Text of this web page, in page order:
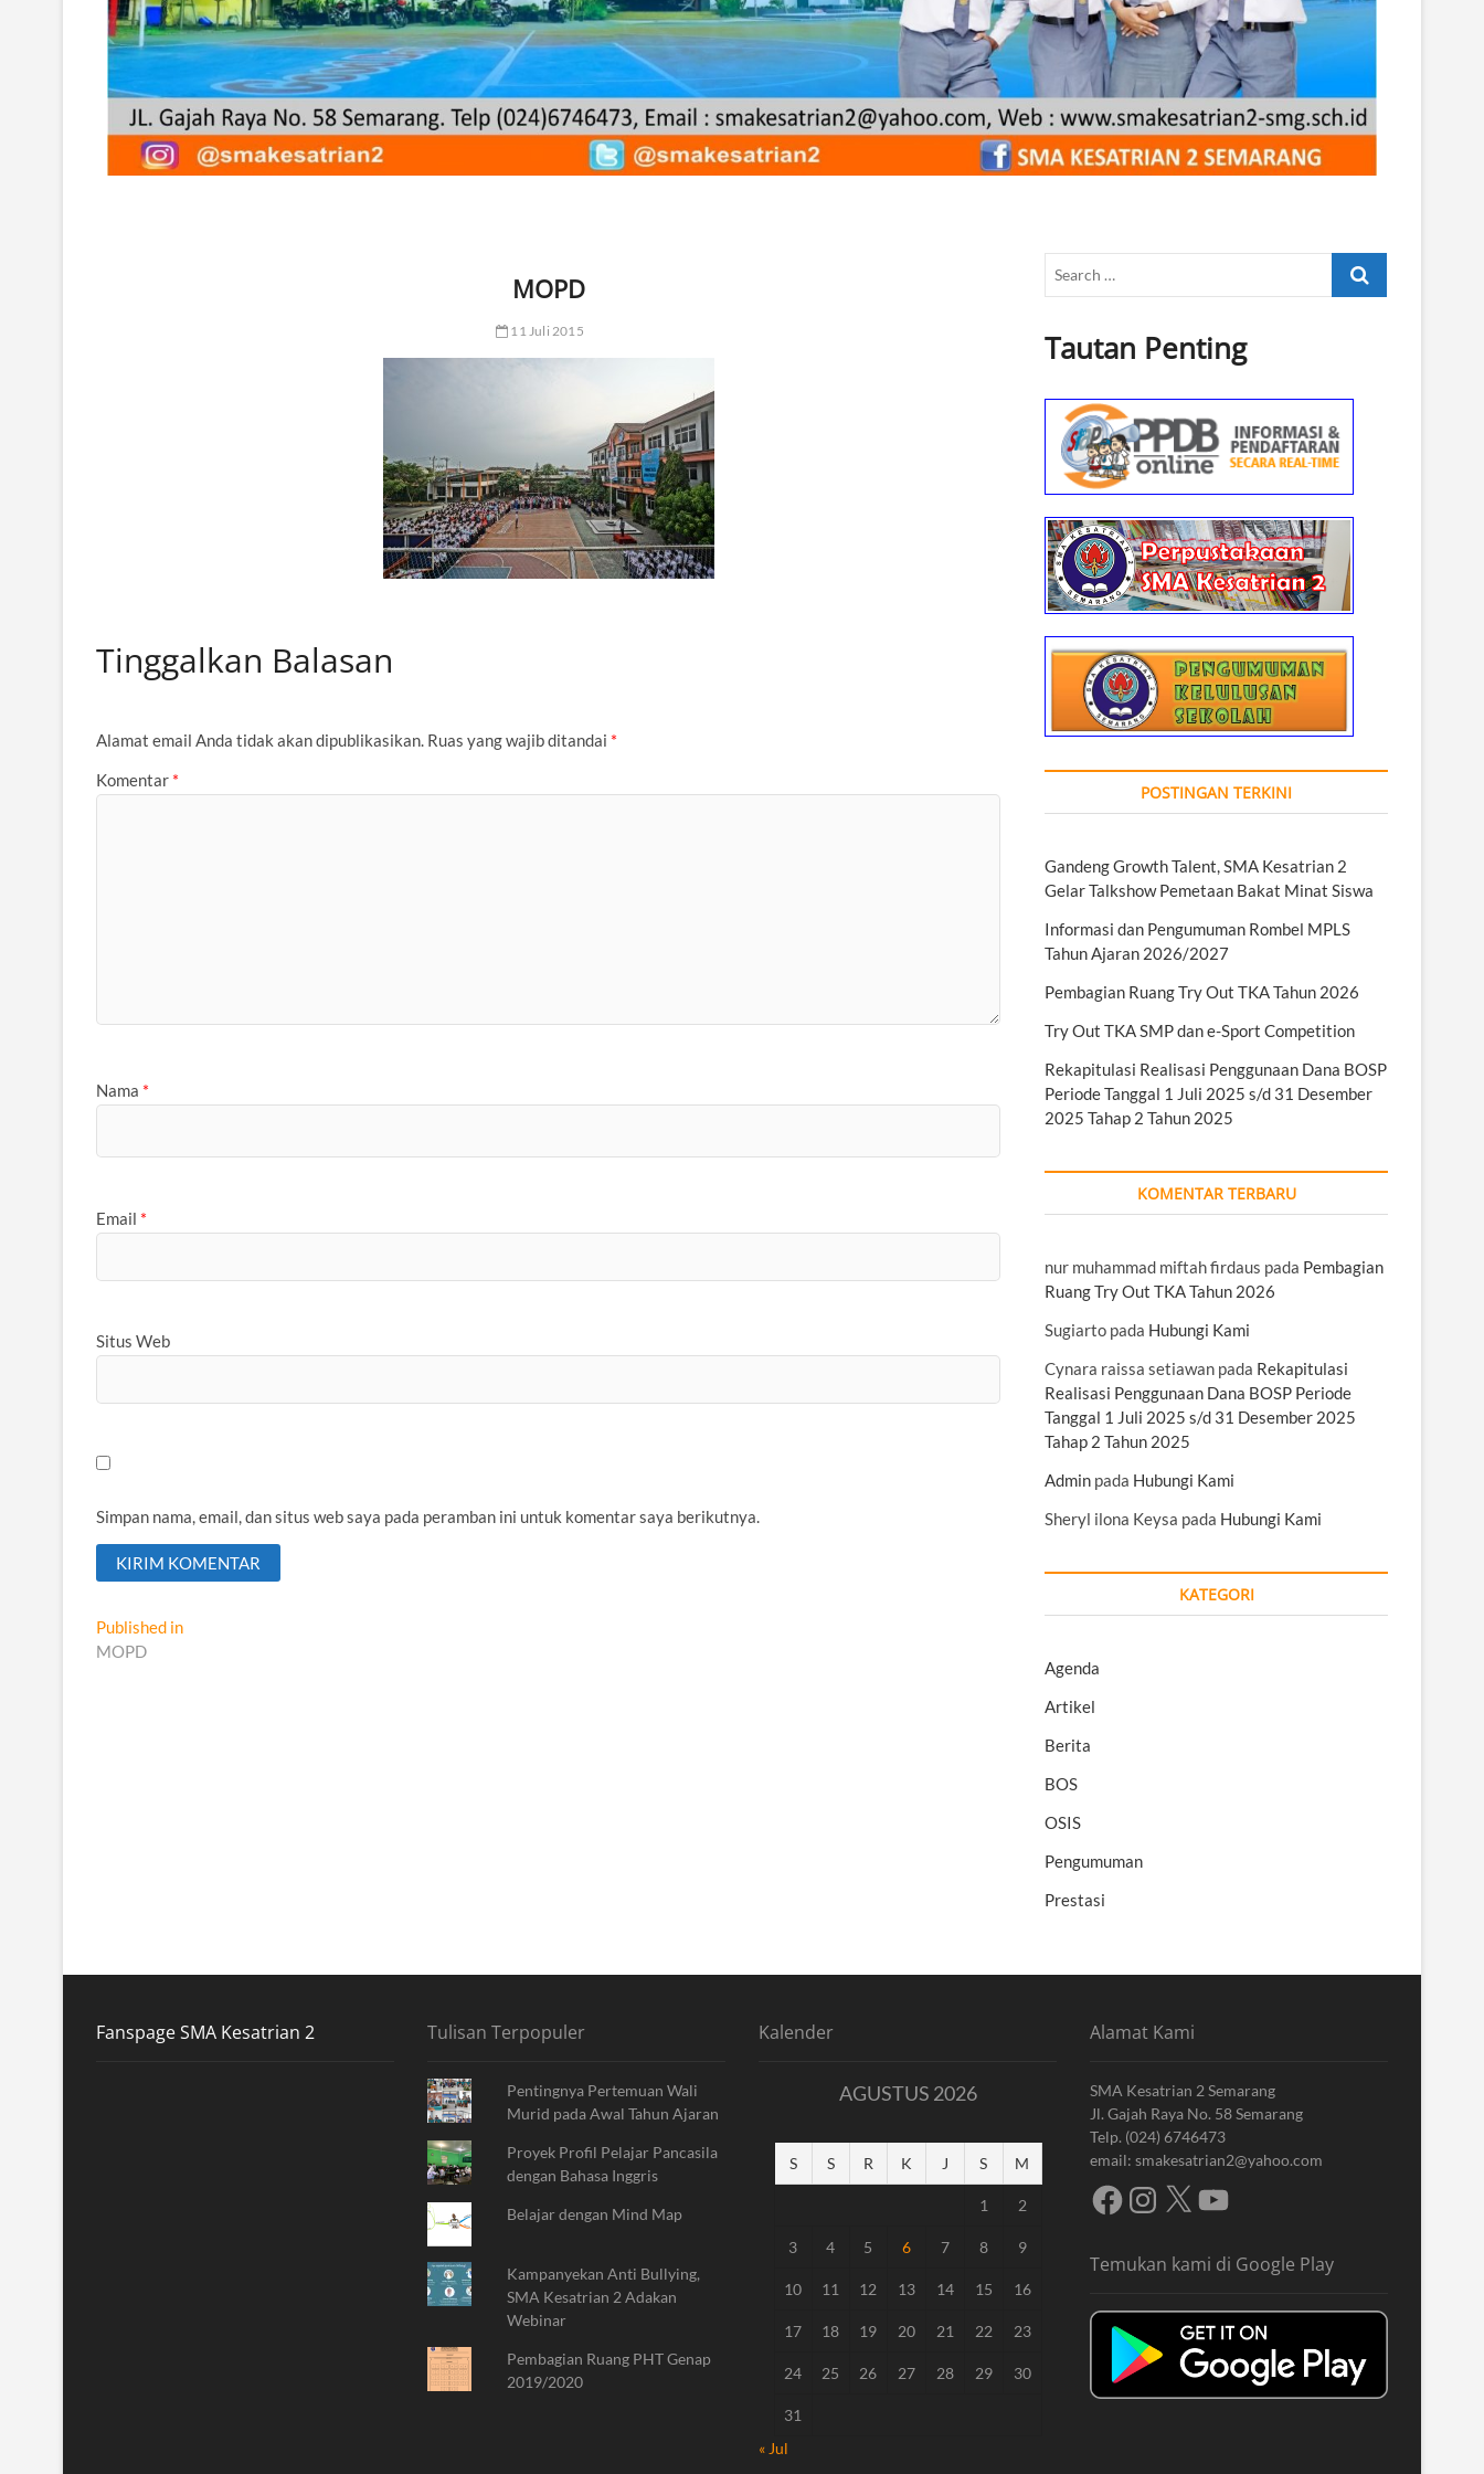
MOPD
11 Juli 2015
Tinggalkan Balasan
Alamat email Anda tidak akan dipublikasikan. Ruas yang wajib ditandai *
Komentar *
Nama *
Email *
Situs Web
Simpan nama, email, dan situs web saya pada peramban ini untuk komentar saya berikutnya.
Navigasi
pos
Published in
MOPD
Search
Tautan Penting
POSTINGAN TERKINI
Gandeng Growth Talent, SMA Kesatrian 2
Gelar Talkshow Pemetaan Bakat Minat Siswa
Informasi dan Pengumuman Rombel MPLS
Tahun Ajaran 2026/2027
Pembagian Ruang Try Out TKA Tahun 2026
Try Out TKA SMP dan e-Sport Competition
Rekapitulasi Realisasi Penggunaan Dana BOSP
Periode Tanggal 1 Juli 2025 s/d 31 Desember
2025 Tahap 2 Tahun 2025
KOMENTAR TERBARU
nur muhammad miftah firdaus pada Pembagian
Ruang Try Out TKA Tahun 2026
Sugiarto pada Hubungi Kami
Cynara raissa setiawan pada Rekapitulasi
Realisasi Penggunaan Dana BOSP Periode
Tanggal 1 Juli 2025 s/d 31 Desember 2025
Tahap 2 Tahun 2025
Admin pada Hubungi Kami
Sheryl ilona Keysa pada Hubungi Kami
KATEGORI
Agenda
Artikel
Berita
BOS
OSIS
Pengumuman
Prestasi
Fanspage SMA Kesatrian 2 Tulisan Terpopuler
Pentingnya Pertemuan Wali
Murid pada Awal Tahun Ajaran
Proyek Profil Pelajar Pancasila
dengan Bahasa Inggris
Belajar dengan Mind Map
Kampanyekan Anti Bullying,
SMA Kesatrian 2 Adakan
Webinar
Pembagian Ruang PHT Genap
2019/2020
Kalender
AGUSTUS 2026
S S R K J S M
1 2
3 4 5 6 7 8 9
10 11 12 13 14 15 16
17 18 19 20 21 22 23
24 25 26 27 28 29 30
31
« Jul
Alamat Kami
SMA Kesatrian 2 Semarang
Jl. Gajah Raya No. 58 Semarang
Telp. (024) 6746473
email: smakesatrian2@yahoo.com
FacebookInstagram
X YouTube
Temukan kami di Google Play